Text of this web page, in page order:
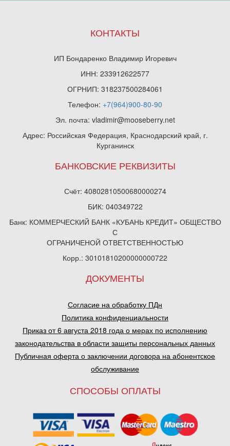
КОНТАКТЫ
ИП Бондаренко Владимир Игоревич
ИНН: 233912622577
ОГРНИП: 318237500284061
Телефон: +7(964)900-80-90
Эл. почта: vladimir@mooseberry.net
Адрес: Российская Федерация, Краснодарский край, г.
Курганинск
БАНКОВСКИЕ РЕКВИЗИТЫ
Счёт: 40802810500680000274
БИК: 040349722
Банк: КОММЕРЧЕСКИЙ БАНК «КУБАНЬ КРЕДИТ» ОБЩЕСТВО
С
ОГРАНИЧЕНОЙ ОТВЕТСТВЕННОСТЬЮ
Корр.: 30101810200000000722
ДОКУМЕНТЫ
Согласие на обработку ПДн
Политика конфиденциальности
Приказ от 6 августа 2018 года о мерах по исполнению
законодательства в области защиты персональных данных
Публичная оферта о заключении договора на абонентское
обслуживание
СПОСОБЫ ОПЛАТЫ